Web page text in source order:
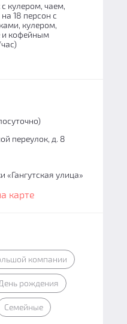
кулером, чаем,
18 персон с
кулером,
и кофейным
переулок, д. 8
«Гангутская улица»
карте
компании
рождения
Семейные